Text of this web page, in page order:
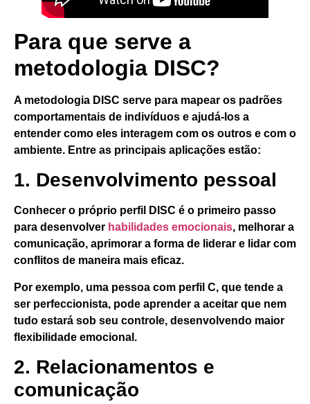
Para que serve a
metodologia DISC?
A metodologia DISC serve para mapear os padrões
comportamentais de indivíduos e ajudá-los a
entender como eles interagem com os outros e com o
ambiente. Entre as principais aplicações estão:
1. Desenvolvimento pessoal
Conhecer o próprio perfil DISC é o primeiro passo
para desenvolver habilidades emocionais, melhorar a
comunicação, aprimorar a forma de liderar e lidar com
conflitos de maneira mais eficaz.
Por exemplo, uma pessoa com perfil C, que tende a
ser perfeccionista, pode aprender a aceitar que nem
tudo estará sob seu controle, desenvolvendo maior
flexibilidade emocional.
2. Relacionamentos e
comunicação